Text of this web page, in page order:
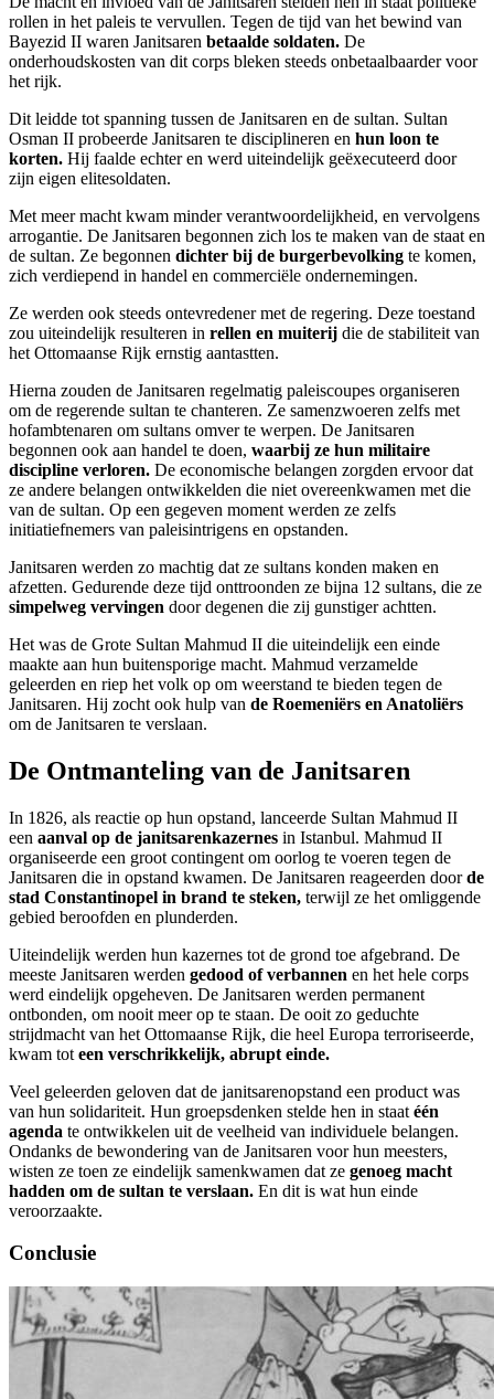
rollen in het paleis te vervullen. Tegen de tijd van het bewind van
Bayezid II waren Janitsaren betaalde soldaten. De
onderhoudskosten van dit corps bleken steeds onbetaalbaarder voor
het rijk.
Dit leidde tot spanning tussen de Janitsaren en de sultan. Sultan
Osman II probeerde Janitsaren te disciplineren en hun loon te
korten. Hij faalde echter en werd uiteindelijk geëxecuteerd door
zijn eigen elitesoldaten.
Met meer macht kwam minder verantwoordelijkheid, en vervolgens
arrogantie. De Janitsaren begonnen zich los te maken van de staat en
de sultan. Ze begonnen dichter bij de burgerbevolking te komen,
zich verdiepend in handel en commerciële ondernemingen.
Ze werden ook steeds ontevredener met de regering. Deze toestand
zou uiteindelijk resulteren in rellen en muiterij die de stabiliteit van
het Ottomaanse Rijk ernstig aantastten.
Hierna zouden de Janitsaren regelmatig paleiscoupes organiseren
om de regerende sultan te chanteren. Ze samenzwoeren zelfs met
hofambtenaren om sultans omver te werpen. De Janitsaren
begonnen ook aan handel te doen, waarbij ze hun militaire
discipline verloren. De economische belangen zorgden ervoor dat
ze andere belangen ontwikkelden die niet overeenkwamen met die
van de sultan. Op een gegeven moment werden ze zelfs
initiatiefnemers van paleisintrigens en opstanden.
Janitsaren werden zo machtig dat ze sultans konden maken en
afzetten. Gedurende deze tijd onttroonden ze bijna 12 sultans, die ze
simpelweg vervingen door degenen die zij gunstiger achtten.
Het was de Grote Sultan Mahmud II die uiteindelijk een einde
maakte aan hun buitensporige macht. Mahmud verzamelde
geleerden en riep het volk op om weerstand te bieden tegen de
Janitsaren. Hij zocht ook hulp van de Roemeniërs en Anatoliërs
om de Janitsaren te verslaan.
De Ontmanteling van de Janitsaren
In 1826, als reactie op hun opstand, lanceerde Sultan Mahmud II
een aanval op de janitsarenkazernes in Istanbul. Mahmud II
organiseerde een groot contingent om oorlog te voeren tegen de
Janitsaren die in opstand kwamen. De Janitsaren reageerden doorde
stad Constantinopel in brand te steken, terwijl ze het omliggende
gebied beroofden en plunderden.
Uiteindelijk werden hun kazernes tot de grond toe afgebrand. De
meeste Janitsaren werden gedood of verbannen en het hele corps
werd eindelijk opgeheven. De Janitsaren werden permanent
ontbonden, om nooit meer op te staan. De ooit zo geduchte
strijdmacht van het Ottomaanse Rijk, die heel Europa terroriseerde,
kwam tot een verschrikkelijk, abrupt einde.
Veel geleerden geloven dat de janitsarenopstand een product was
van hun solidariteit. Hun groepsdenken stelde hen in staat één
agenda te ontwikkelen uit de veelheid van individuele belangen.
Ondanks de bewondering van de Janitsaren voor hun meesters,
wisten ze toen ze eindelijk samenkwamen dat ze genoeg macht
hadden om de sultan te verslaan. En dit is wat hun einde
veroorzaakte.
Conclusie